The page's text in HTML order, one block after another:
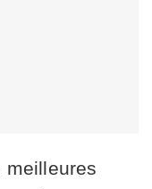
meilleures